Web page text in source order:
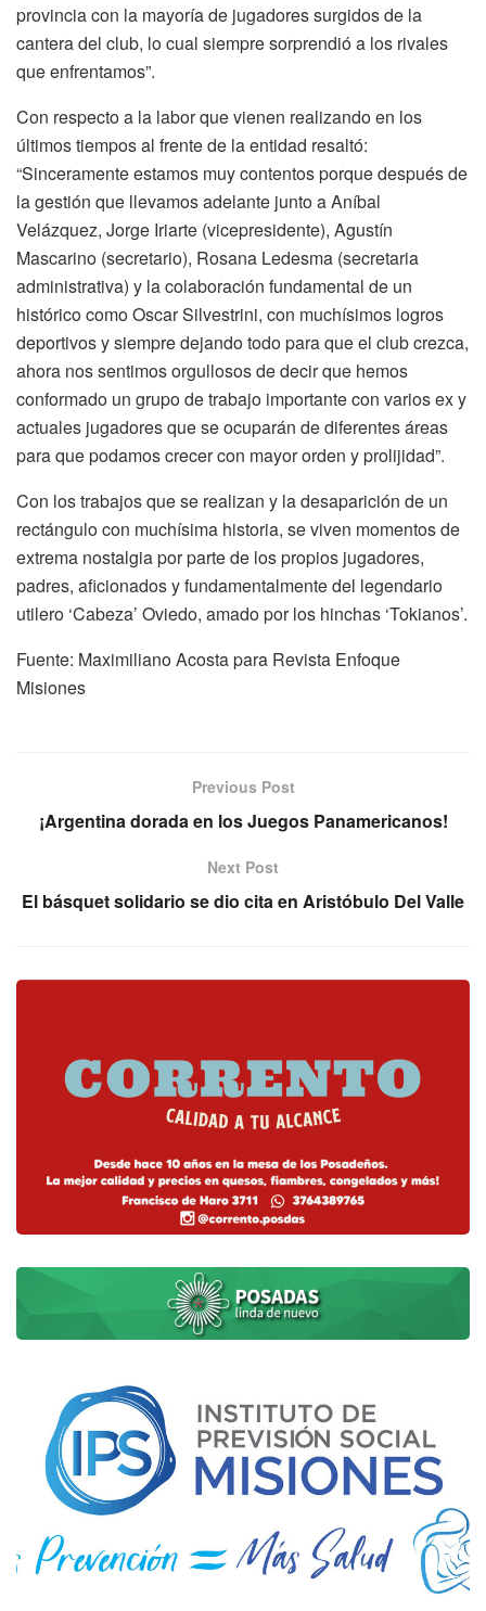
provincia con la mayoría de jugadores surgidos de la
cantera del club, lo cual siempre sorprendió a los rivales
que enfrentamos”.
Con respecto a la labor que vienen realizando en los
últimos tiempos al frente de la entidad resaltó:
“Sinceramente estamos muy contentos porque después de
la gestión que llevamos adelante junto a Aníbal
Velázquez, Jorge Iriarte (vicepresidente), Agustín
Mascarino (secretario), Rosana Ledesma (secretaria
administrativa) y la colaboración fundamental de un
histórico como Oscar Silvestrini, con muchísimos logros
deportivos y siempre dejando todo para que el club crezca,
ahora nos sentimos orgullosos de decir que hemos
conformado un grupo de trabajo importante con varios ex y
actuales jugadores que se ocuparán de diferentes áreas
para que podamos crecer con mayor orden y prolijidad”.
Con los trabajos que se realizan y la desaparición de un
rectángulo con muchísima historia, se viven momentos de
extrema nostalgia por parte de los propios jugadores,
padres, aficionados y fundamentalmente del legendario
utilero ‘Cabeza’ Oviedo, amado por los hinchas ‘Tokianos’.
Fuente: Maximiliano Acosta para Revista Enfoque
Misiones
Previous Post
¡Argentina dorada en los Juegos Panamericanos!
Next Post
El básquet solidario se dio cita en Aristóbulo Del Valle